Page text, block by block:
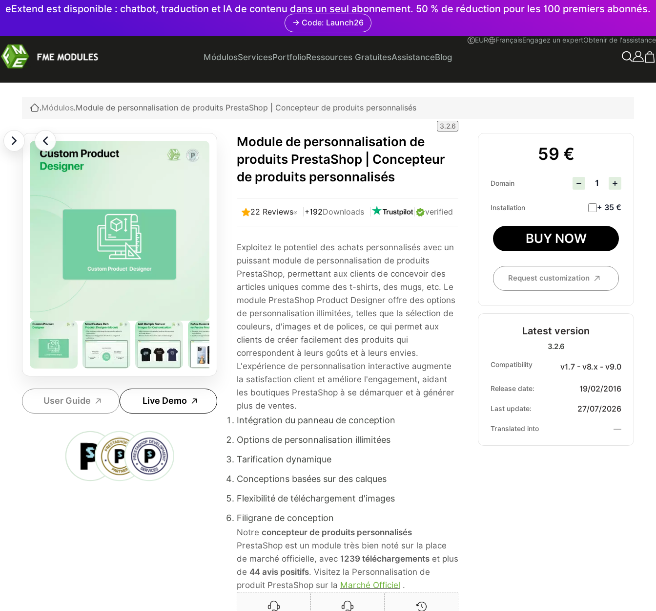
eExtend est disponible : chatbot, traduction et IA de contenu dans un seul abonnement. 50 % de réduction pour les 100 premiers abonnés.
→ Code: Launch26
EUR Français
Français Engagez un expertObtenir de l'assistance
MódulosServicesPortfolioRessources GratuitesAssistanceBlog
.Módulos.Module de personnalisation de produits PrestaShop | Concepteur de produits personnalisés
User Guide Live Demo
3.2.6
Module de personnalisation de
produits PrestaShop | Concepteur
de produits personnalisés
22 Reviews +192Downloads | verified
Exploitez le potentiel des achats personnalisés avec un
puissant module de personnalisation de produits
PrestaShop, permettant aux clients de concevoir des
articles uniques comme des t-shirts, des mugs, etc. Le
module PrestaShop Product Designer offre des options
de personnalisation illimitées, telles que la sélection de
couleurs, d'images et de polices, ce qui permet aux
clients de créer facilement des produits qui
correspondent à leurs goûts et à leurs envies.
L'expérience de personnalisation interactive augmente
la satisfaction client et améliore l'engagement, aidant
les boutiques PrestaShop à se démarquer et à générer
plus de ventes.
Intégration du panneau de conception
Options de personnalisation illimitées
Tarification dynamique
Conceptions basées sur des calques
Flexibilité de téléchargement d'images
Filigrane de conception
Notre concepteur de produits personnalisés
PrestaShop est un module très bien noté sur la place
de marché officielle, avec 1239 téléchargements et plus
de 44 avis positifs. Visitez la Personnalisation de
produit PrestaShop sur la Marché Officiel .
59 €
Domain
Installation + 35 €
BUY NOW
Request customization
Latest version
3.2.6
Compatibility v1.7 - v8.x - v9.0
Release date: 19/02/2016
Last update: 27/07/2026
Translated into —